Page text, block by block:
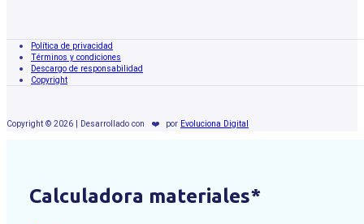
Política de privacidad
Términos y condiciones
Descargo de responsabilidad
Copyright
Copyright © 2026 | Desarrollado con ❤️ por Evoluciona Digital
Calculadora materiales*